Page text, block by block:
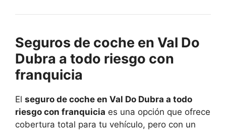
Seguros de coche en Val Do
Dubra a todo riesgo con
franquicia
El seguro de coche en Val Do Dubra a todo
riesgo con franquicia es una opción que ofrece
cobertura total para tu vehículo, pero con un